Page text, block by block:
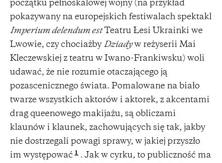
początku pełnoskalowej wojny (na przykład
pokazywany na europejskich festiwalach spektakl
Imperium delendum estTeatru Łesi Ukrainki we
Lwowie, czy chociażbyDziadyw reżyserii Mai
Kleczewskiej z teatru w Iwano-Frankiwsku) woli
udawać, że nie rozumie otaczającego ją
pozascenicznego świata. Pomalowane na biało
twarze wszystkich aktorów i aktorek, z akcentami
drag queenowego makijażu, są obliczami
klaunów i klaunek, zachowujących się tak, jakby
nie dostrzegali powagi sprawy, w jakiej przyszło
im występować 1 . Jak w cyrku, to publiczność ma